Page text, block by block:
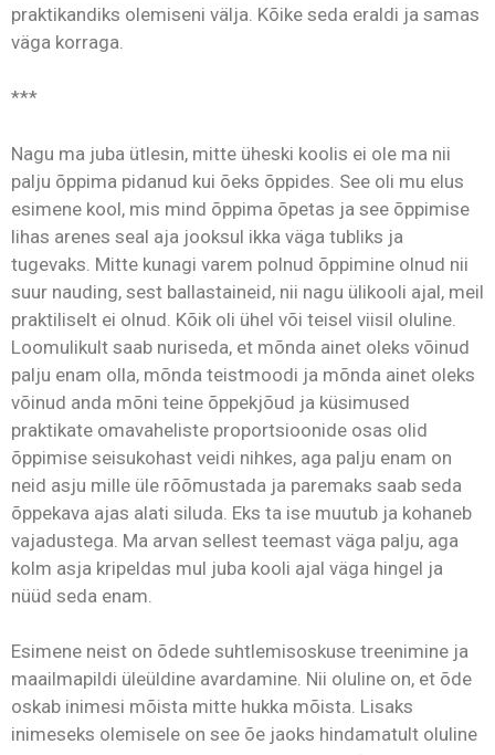
praktikandiks olemiseni välja. Kõike seda eraldi ja samas
väga korraga.
***
Nagu ma juba ütlesin, mitte üheski koolis ei ole ma nii
palju õppima pidanud kui õeks õppides. See oli mu elus
esimene kool, mis mind õppima õpetas ja see õppimise
lihas arenes seal aja jooksul ikka väga tubliks ja
tugevaks. Mitte kunagi varem polnud õppimine olnud nii
suur nauding, sest ballastaineid, nii nagu ülikooli ajal, meil
praktiliselt ei olnud. Kõik oli ühel või teisel viisil oluline.
Loomulikult saab nuriseda, et mõnda ainet oleks võinud
palju enam olla, mõnda teistmoodi ja mõnda ainet oleks
võinud anda mõni teine õppekjõud ja küsimused
praktikate omavaheliste proportsioonide osas olid
õppimise seisukohast veidi nihkes, aga palju enam on
neid asju mille üle rõõmustada ja paremaks saab seda
õppekava ajas alati siluda. Eks ta ise muutub ja kohaneb
vajadustega. Ma arvan sellest teemast väga palju, aga
kolm asja kripeldas mul juba kooli ajal väga hingel ja
nüüd seda enam.
Esimene neist on õdede suhtlemisoskuse treenimine ja
maailmapildi üleüldine avardamine. Nii oluline on, et õde
oskab inimesi mõista mitte hukka mõista. Lisaks
inimeseks olemisele on see õe jaoks hindamatult oluline